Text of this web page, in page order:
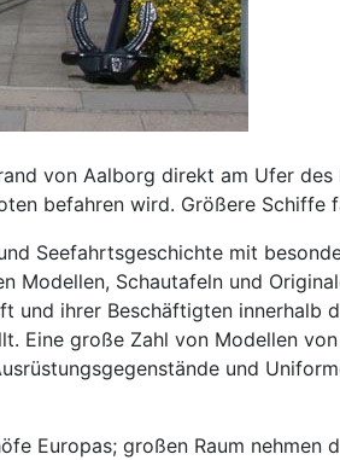
von Aalborg direkt am Ufer
befahren wird. Größere Schiffe
Seefahrtsgeschichte mit
Modellen, Schautafeln und
und ihrer Beschäftigten
Eine große Zahl von Modellen
und
Europas; großen Raum